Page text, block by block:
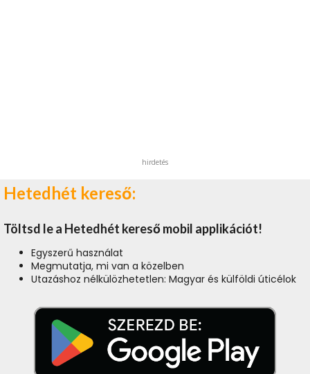
hirdetés
Hetedhét kereső:
Töltsd le a Hetedhét kereső mobil applikációt!
Egyszerű használat
Megmutatja, mi van a közelben
Utazáshoz nélkülözhetetlen: Magyar és külföldi úticélok